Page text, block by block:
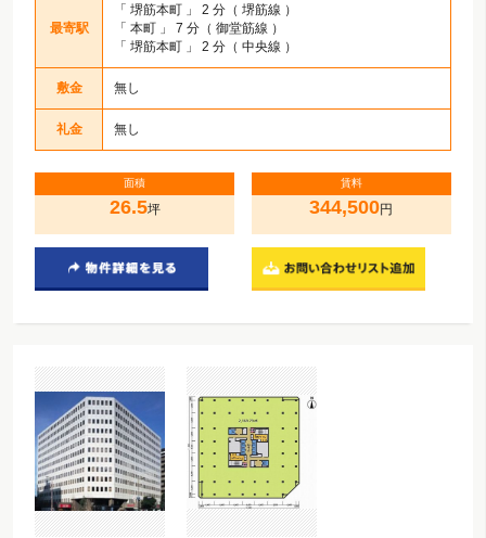
最寄駅
「 堺筋本町 」 2 分（ 堺筋線 ）
「 本町 」 7 分（ 御堂筋線 ）
「 堺筋本町 」 2 分（ 中央線 ）
敷金 無し
礼金 無し
面積
26.5坪
賃料
344,500円